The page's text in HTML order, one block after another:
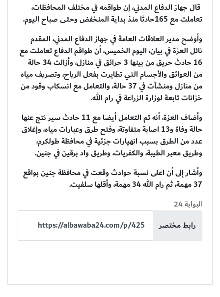
قال جهاز الدفاع المدني، إن طواقمه في مختلف المحافظات،
تعاملت مع 165حادثا منذ بداية المنخفض وحتى صباح اليوم.
وأوضح مدير العلاقات العامة في جهاز الدفاع المدني، المقدم
نائل العزة في بيان، اليوم الخميس، أن طواقم الدفاع تعاملت مع
16 حادث حريق من بينها 3 حرائق في منازل، وأزالت 34 حالة
من العوائق والأجسام التي تطايرت بفعل الرياح، وتصريف مياه
من منازل ومنشآت في 37 حالة، والتعامل مع انسكاب وقود من
خزانات تابعة لوزارة الزراعة في رام الله.
وأضاف العزة، أنه تم التعامل أيضا مع 11 حادث سير نتج عنها
حالة وفاة و13 اصابة متفاوتة، وفتح طرق وعبارات مياه، وإغلاق
عدد من الطرق بسبب انهيارات جزئية في محافظة طولكرم،
وطريق معبر الطيبة، والكفريات، وطريق واد برقين في جنين.
وأشار إلى أن اعلى نسبة حوادث وقعت في محافظة جنين بواقع
37 مهمة، ثم رام الله 34 مهمة، وأقلها سلفيت.
البوابة 24
رابط مختصر